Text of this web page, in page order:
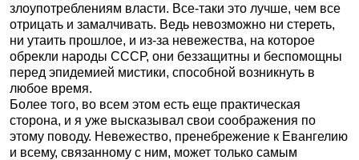
злоупотреблениям власти. Все-таки это лучше, чем все
отрицать и замалчивать. Ведь невозможно ни стереть,
ни утаить прошлое, и из-за невежества, на которое
обрекли народы СССР, они беззащитны и беспомощны
перед эпидемией мистики, способной возникнуть в
любое время.
Более того, во всем этом есть еще практическая
сторона, и я уже высказывал свои соображения по
этому поводу. Невежество, пренебрежение к Евангелию
и всему, связанному с ним, может только самым